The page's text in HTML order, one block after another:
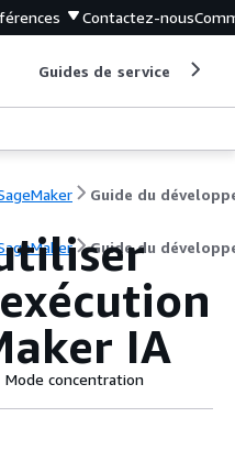
Contactez-nous
Guides de service
Guide du
Guide du
IA
Mode concentration